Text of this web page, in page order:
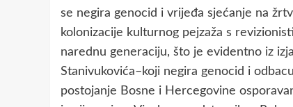
se negira genocid i vrijeđa sjećanje na
kolonizacije kulturnog pejzaža s
narednu generaciju, što je evidentno iz
Stanivukovića–koji negira genocid i
postojanje Bosne i Hercegovine